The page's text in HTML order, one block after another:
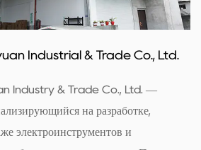
Industrial & Trade Co., Ltd.
Industry & Trade Co., Ltd. —
на разработке,
электроинструментов и